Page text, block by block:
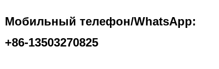
Мобильный телефон/WhatsApp:
+86-13503270825